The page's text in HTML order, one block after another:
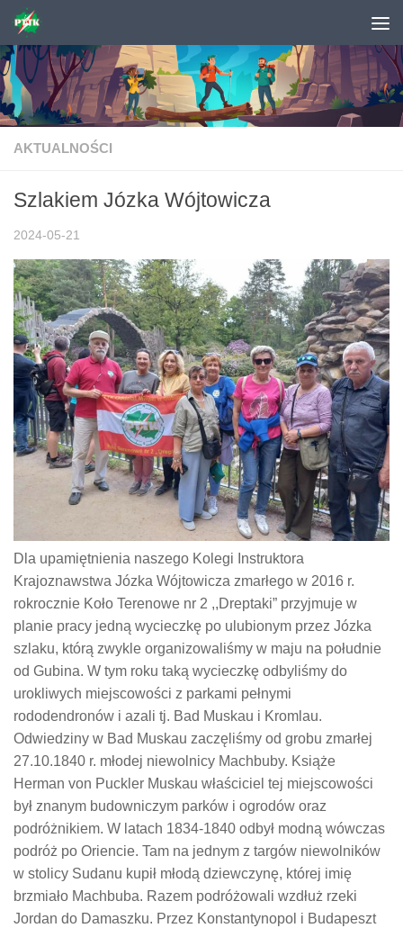
Skip to content
AKTUALNOŚCI
Szlakiem Józka Wójtowicza
2024-05-21
Dla upamiętnienia naszego Kolegi Instruktora
Krajoznawstwa Józka Wójtowicza zmarłego w 2016 r.
rokrocznie Koło Terenowe nr 2 ,,Dreptaki” przyjmuje w
planie pracy jedną wycieczkę po ulubionym przez Józka
szlaku, którą zwykle organizowaliśmy w maju na południe
od Gubina. W tym roku taką wycieczkę odbyliśmy do
urokliwych miejscowości z parkami pełnymi
rododendronów i azali tj. Bad Muskau i Kromlau.
Odwiedziny w Bad Muskau zaczęliśmy od grobu zmarłej
27.10.1840 r. młodej niewolnicy Machbuby. Książe
Herman von Puckler Muskau właściciel tej miejscowości
był znanym budowniczym parków i ogrodów oraz
podróżnikiem. W latach 1834-1840 odbył modną wówczas
podróż po Oriencie. Tam na jednym z targów niewolników
w stolicy Sudanu kupił młodą dziewczynę, której imię
brzmiało Machbuba. Razem podróżowali wzdłuż rzeki
Jordan do Damaszku. Przez Konstantynopol i Budapeszt